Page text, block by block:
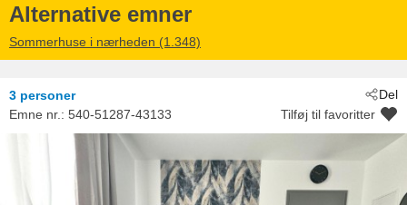
Alternative emner
Sommerhuse i nærheden (1.348)
Del
3 personer
Emne nr.: 540-51287-43133 Tilføj til favoritter